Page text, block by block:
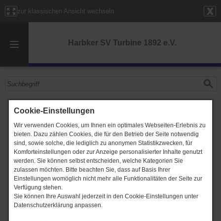
Cookie-Einstellungen
Wir verwenden Cookies, um Ihnen ein optimales Webseiten-Erlebnis zu
bieten. Dazu zählen Cookies, die für den Betrieb der Seite notwendig
sind, sowie solche, die lediglich zu anonymen Statistikzwecken, für
Komforteinstellungen oder zur Anzeige personalisierter Inhalte genutzt
werden. Sie können selbst entscheiden, welche Kategorien Sie
zulassen möchten. Bitte beachten Sie, dass auf Basis Ihrer
Einstellungen womöglich nicht mehr alle Funktionalitäten der Seite zur
Verfügung stehen.
Sie können Ihre Auswahl jederzeit in den Cookie-Einstellungen unter
Datenschutzerklärung anpassen.
zur klassischen Ansicht wechseln
Harbker SV Turbine 1892 e.V.
Volleyball
Abteilungsleiter: Maik Scheibe
Trainingsleiter: Maik Scheibe (Telefon,E-Mail )
Training
Mi 18:00 - 19:00 Uhr (Jugend)
Mi 19:00 - 20:30 Uhr
Mehrzweckhalle
Teilnehmer
ab 10 Jahre